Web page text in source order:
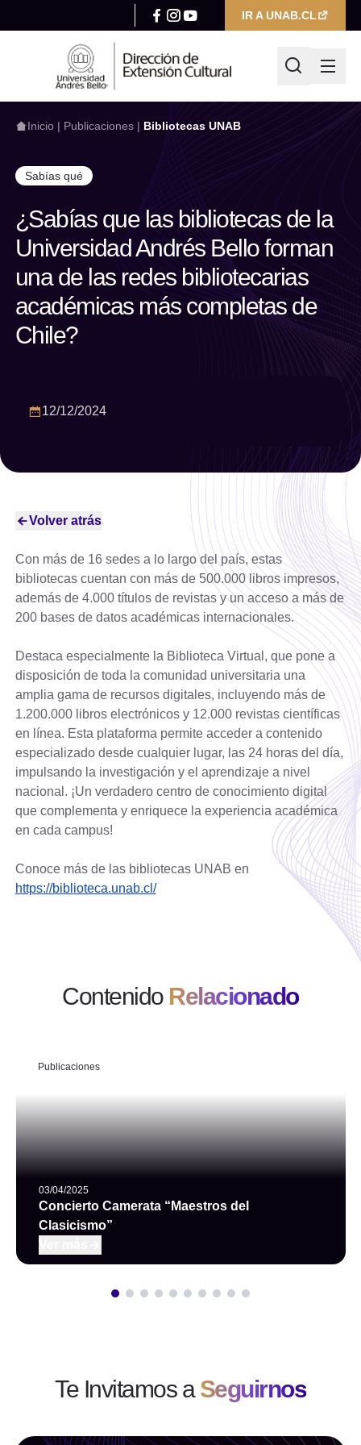
IR A UNAB.CL
Escribir búsqueda
Filtrar por
Categoría
Seleccionar categoría
Seleccionar año
Inicio | Publicaciones | Bibliotecas UNAB
Sabías qué
¿Sabías que las bibliotecas de la
Universidad Andrés Bello forman
una de las redes bibliotecarias
académicas más completas de
Chile?
12/12/2024
Volver atrás
Con más de 16 sedes a lo largo del país, estas
bibliotecas cuentan con más de 500.000 libros impresos,
además de 4.000 títulos de revistas y un acceso a más de
200 bases de datos académicas internacionales.
Destaca especialmente la Biblioteca Virtual, que pone a
disposición de toda la comunidad universitaria una
amplia gama de recursos digitales, incluyendo más de
1.200.000 libros electrónicos y 12.000 revistas científicas
en línea. Esta plataforma permite acceder a contenido
especializado desde cualquier lugar, las 24 horas del día,
impulsando la investigación y el aprendizaje a nivel
nacional. ¡Un verdadero centro de conocimiento digital
que complementa y enriquece la experiencia académica
en cada campus!
Conoce más de las bibliotecas UNAB en
https://biblioteca.unab.cl/
Contenido Relacionado
Publicaciones
03/04/2025
Concierto Camerata “Maestros del
Clasicismo”
Te Invitamos aSeguirnos